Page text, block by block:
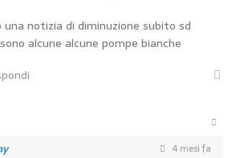
notizia di diminuzione subito sd
alcune alcune pompe bianche
4 mesi fa